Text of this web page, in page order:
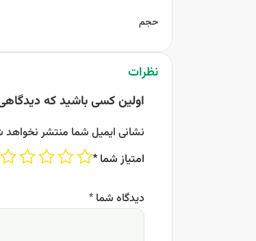
حجم
نظرات
اولین کسی باشید که
نشانی ایمیل شما منتشر
امتیاز شما *
دیدگاه شما *